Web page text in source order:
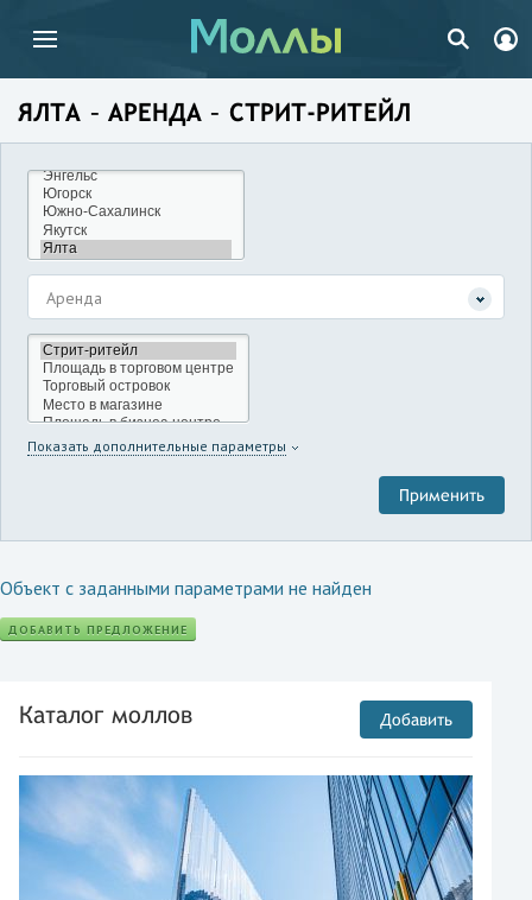
ЯЛТА – АРЕНДА – СТРИТ-РИТЕЙЛ
Аренда
Показать дополнительные параметры
Объект с заданными параметрами не найден
ДОБАВИТЬ ПРЕДЛОЖЕНИЕ
Каталог моллов Добавить